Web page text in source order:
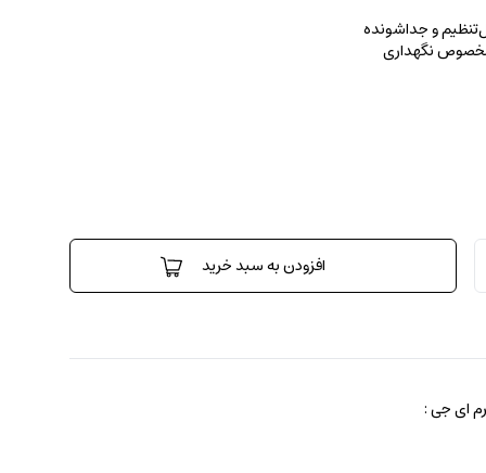
و جداشونده
نگهداری
افزودن به سبد خرید
ای جی :